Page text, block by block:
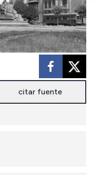
citar fuente